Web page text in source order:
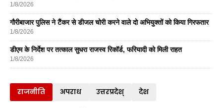
1/8/2026
गौरीबाजार पुलिस ने टैंकर से डीजल चोरी करने वाले दो अभियुक्तों को किया गिरफतार
1/8/2026
डीएम के निर्देश पर तत्काल सुधरा राजस्व रिकॉर्ड, फरियादी को मिली राहत
1/8/2026
राजनीति अपराध उत्तरप्रदेश् देश